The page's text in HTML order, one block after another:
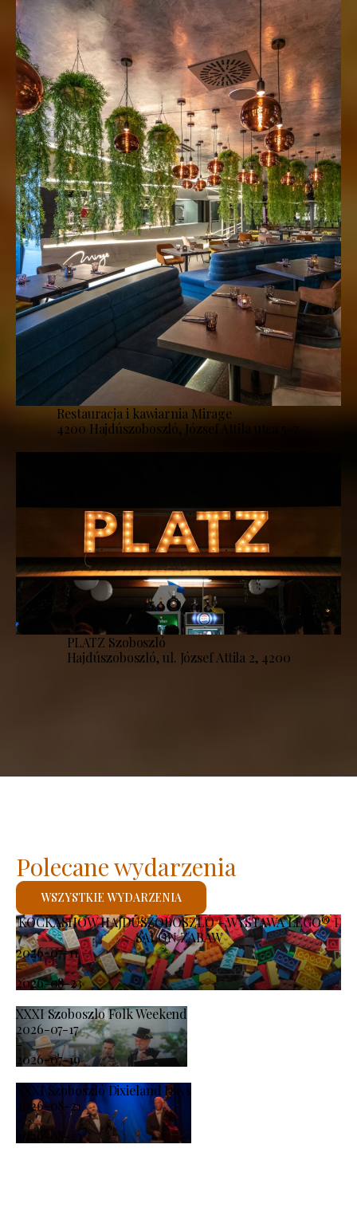
Restauracja i kawiarnia Mirage
4200 Hajdúszoboszló, József Attila utca 5-7.
PLATZ Szoboszló
Hajdúszoboszló, ul. József Attila 2, 4200
KOCKASHOW HAJDÚSZOBOSZLÓ – WYSTAWA LEGO® I
SALON ZABAW
2026-07-11
-
2026-08-23
XXXI Szoboszlo Folk Weekend
2026-07-17
-
2026-07-19
XXXI Szoboszló Dixieland Days
2026-08-21
-
2026-08-23
Polecane wydarzenia
WSZYSTKIE WYDARZENIA